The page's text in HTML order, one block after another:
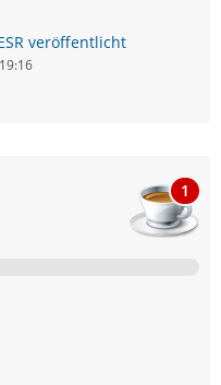
veröffentlicht
1